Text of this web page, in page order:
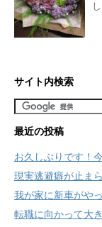
サイト内検索
最近の投稿
お久しぶりです！
現実逃避癖が止ま
我が家に新車がや
転職に向かって大